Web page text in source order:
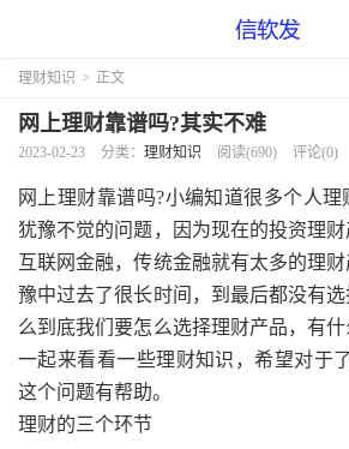
理财知识 > 正文
网上理财靠谱吗?其实不难
2023-02-23 分类： 理财知识 阅读(690) 评论(0)
网上理财靠谱吗?小编知道很多个人
犹豫不觉的问题，因为现在的投资理
互联网金融，传统金融就有太多的理
豫中过去了很长时间，到最后都没有
么到底我们要怎么选择理财产品，有
一起来看看一些理财知识，希望对于
这个问题有帮助。
理财的三个环节